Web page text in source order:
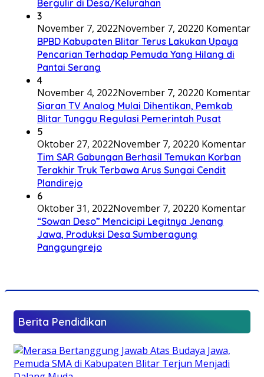
Bergulir di Desa/Kelurahan
3
November 7, 2022November 7, 20220 Komentar
BPBD Kabupaten Blitar Terus Lakukan Upaya
Pencarian Terhadap Pemuda Yang Hilang di
Pantai Serang
4
November 4, 2022November 7, 20220 Komentar
Siaran TV Analog Mulai Dihentikan, Pemkab
Blitar Tunggu Regulasi Pemerintah Pusat
5
Oktober 27, 2022November 7, 20220 Komentar
Tim SAR Gabungan Berhasil Temukan Korban
Terakhir Truk Terbawa Arus Sungai Cendit
Plandirejo
6
Oktober 31, 2022November 7, 20220 Komentar
“Sowan Deso” Mencicipi Legitnya Jenang
Jawa, Produksi Desa Sumberagung
Panggungrejo
Berita Pendidikan